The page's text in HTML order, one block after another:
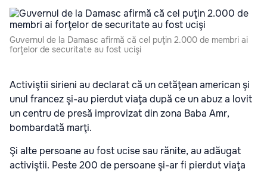
Guvernul de la Damasc afirmă că cel puţin 2.000 de membri ai
forţelor de securitate au fost ucişi
Activiştii sirieni au declarat că un cetăţean american şi
unul francez şi-au pierdut viaţa după ce un abuz a lovit
un centru de presă improvizat din zona Baba Amr,
bombardată marţi.
Şi alte persoane au fost ucise sau rănite, au adăugat
activiştii. Peste 200 de persoane şi-ar fi pierdut viaţa